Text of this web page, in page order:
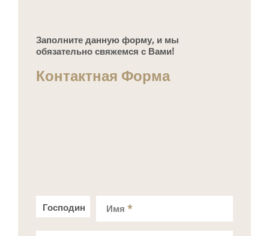
Заполните данную форму, и мы
обязательно свяжемся с Вами!
Контактная Форма
Господин Госпожа
Имя *